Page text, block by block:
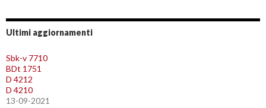
Ultimi aggiornamenti
Sbk-v 7710
BDt 1751
D 4212
D 4210
13-09-2021